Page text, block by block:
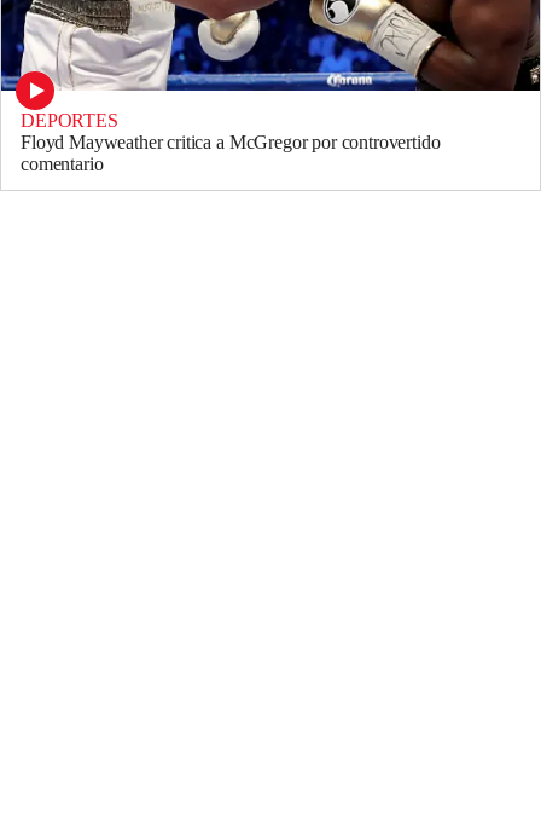
DEPORTES
Floyd Mayweather critica a McGregor por controvertido
comentario